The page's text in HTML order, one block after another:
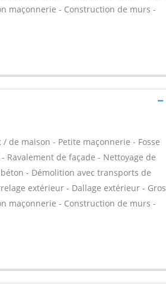
maçonnerie - Construction de murs -
de maison - Petite maçonnerie - Fosse
de façade - Nettoyage de
- Démolition avec transports de
extérieur - Dallage extérieur - Gros
maçonnerie - Construction de murs -